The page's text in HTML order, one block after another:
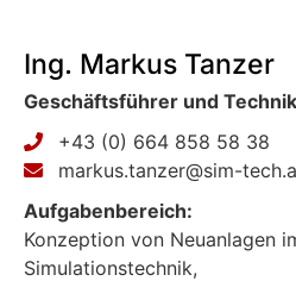
Ing. Markus Tanzer
Geschäftsführer und
+43 (0) 664 858 58 38
markus.tanzer@sim-
Aufgabenbereich:
Konzeption von Neuanlagen
Simulationstechnik,